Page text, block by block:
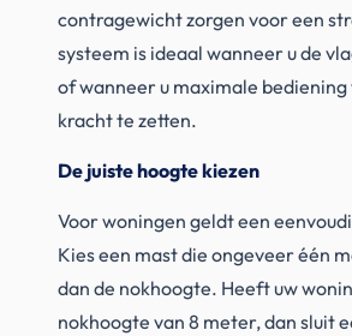
contragewicht zorgen voor een
systeem is ideaal wanneer u de
of wanneer u maximale
kracht te zetten.
De juiste hoogte kiezen
Voor woningen geldt een
Kies een mast die ongeveer één
dan de nokhoogte. Heeft uw
nokhoogte van 8 meter, dan sluit